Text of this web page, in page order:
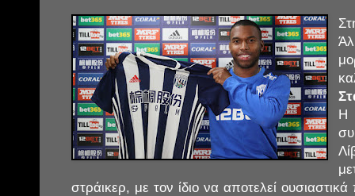
Η
στράικερ, με τον ίδιο να αποτελεί